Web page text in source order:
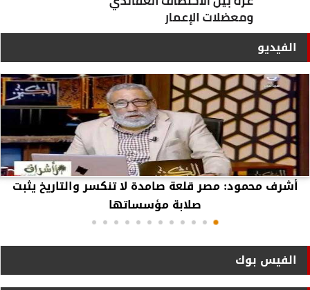
الفيديو
أشرف محمود: مصر قلعة صامدة لا تنكسر والتاريخ يثبت
صلابة مؤسساتها
الفيس بوك